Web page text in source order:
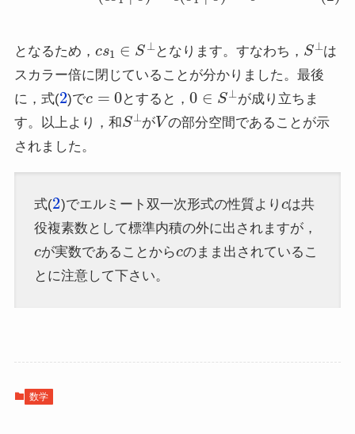
となるため，
S⊥
となります。すなわち，
S⊥
は
スカラー倍に閉じていることが分かりました。最後
に，式(
2
)で とすると，
0 S⊥
が成り立ちま
す。以上より，和
S⊥
が
V
の部分空間であることが示
されました。
式(
2
)でエルミート双一次形式の性質より
は共
役複素数として標準内積の外に出されますが，
が実数であることから のまま出されているこ
とに注意して下さい。
数学